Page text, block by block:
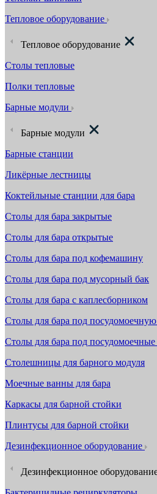
Тепловое оборудование
Тепловое оборудование
Столы тепловые
Полки тепловые
Барные модули
Барные модули
Барные станции
Ликёрные лестницы
Коктейльные станции для бара
Столы для бара закрытые
Столы для бара открытые
Столы для бара под кофемашину
Столы для бара под мусорный бак
Столы для бара с каплесборником
Столы для бара под
Столы для бара под
Столешницы для барного модуля
Моечные ванны для бара
Каркасы для барной стойки
Плинтусы для барной стойки
Дезинфекционное оборудование
Дезинфекционное